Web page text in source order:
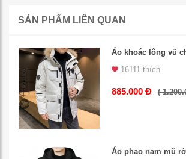
SẢN PHẨM LIÊN QUAN
Áo khoác lông vũ
16111 thích
885.000 Đ (
Áo phao nam mũ